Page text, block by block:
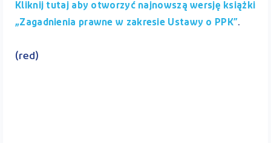
Kliknij tutaj aby otworzyć najnowszą wersję książki
„Zagadnienia prawne w zakresie Ustawy o PPK”.
(red)